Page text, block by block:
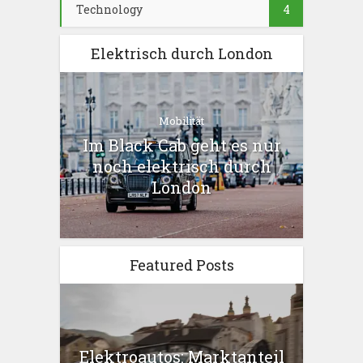
Technology 4
Elektrisch durch London
Mobilität
Im Black Cab geht es nur
noch elektrisch durch
London
Featured Posts
Elektroautos: Marktanteil